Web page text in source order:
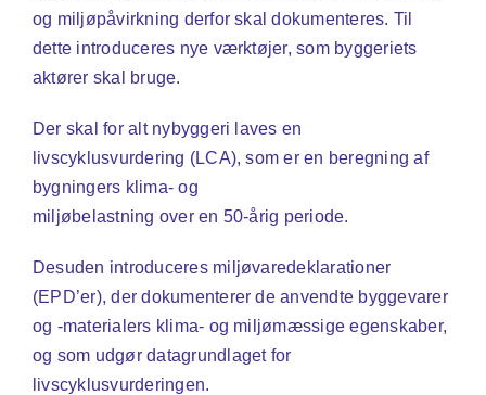
og miljøpåvirkning derfor skal dokumenteres. Til
dette introduceres nye værktøjer, som byggeriets
aktører skal bruge.
Der skal for alt nybyggeri laves en
livscyklusvurdering (LCA), som er en beregning af
bygningers klima- og
miljøbelastning over en 50-årig periode.
Desuden introduceres miljøvaredeklarationer
(EPD’er), der dokumenterer de anvendte byggevarer
og -materialers klima- og miljømæssige egenskaber,
og som udgør datagrundlaget for
livscyklusvurderingen.